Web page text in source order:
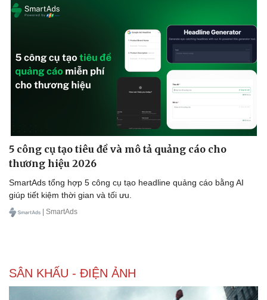
5 công cụ tạo tiêu đề và mô tả quảng cáo cho
thương hiệu 2026
SmartAds tổng hợp 5 công cụ tạo headline quảng cáo bằng AI
giúp tiết kiệm thời gian và tối ưu.
| SmartAds
SÂN KHẤU - ĐIỆN ẢNH